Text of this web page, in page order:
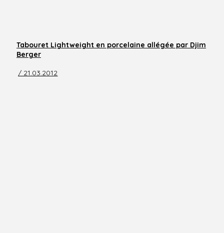
Tabouret Lightweight en porcelaine allégée par Djim
Berger
/ 21.03.2012